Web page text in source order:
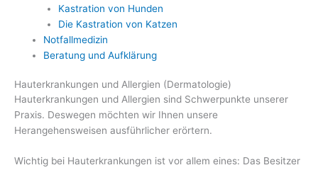
Kastration von Hunden
Die Kastration von Katzen
Notfallmedizin
Beratung und Aufklärung
Hauterkrankungen und Allergien (Dermatologie)
Hauterkrankungen und Allergien sind Schwerpunkte unserer
Praxis. Deswegen möchten wir Ihnen unsere
Herangehensweisen ausführlicher erörtern.
Wichtig bei Hauterkrankungen ist vor allem eines: Das Besitzer